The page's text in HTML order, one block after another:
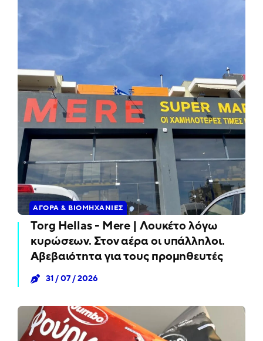
ΑΓΟΡΆ & ΒΙΟΜΗΧΑΝΊΕΣ
Torg Hellas - Mere | Λουκέτο λόγω
κυρώσεων. Στον αέρα οι υπάλληλοι.
Αβεβαιότητα για τους προμηθευτές
31 / 07 / 2026